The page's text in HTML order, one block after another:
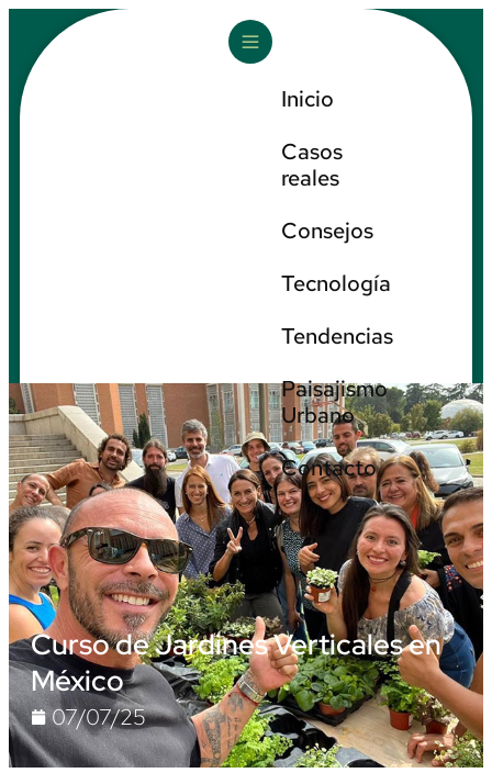
Inicio
Casos
reales
Consejos
Tecnología
Tendencias
Paisajismo
Urbano
Contacto
Curso de Jardines Verticales en
México
07/07/25